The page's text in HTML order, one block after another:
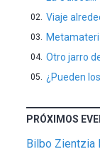
Viaje
Otro jarro
¿Pueden
PRÓXIMOS
Bilbo Zientzia